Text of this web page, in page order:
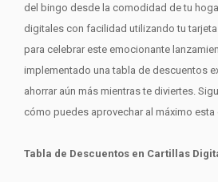
del bingo desde la comodidad de tu
digitales con facilidad utilizando tu
para celebrar este emocionante
implementado una tabla de descuentos
ahorrar aún más mientras te diviertes.
cómo puedes aprovechar al máximo esta
Tabla de Descuentos en Cartillas